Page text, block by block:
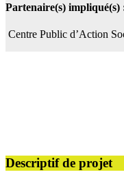
Partenaire(s) impliqué(s)
Centre Public d’Action
Descriptif de projet